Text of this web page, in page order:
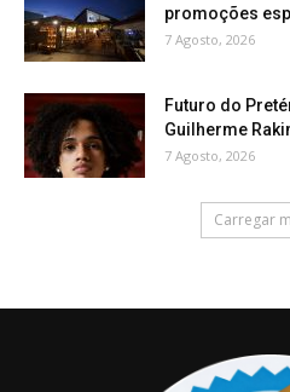
promoções
7 Agosto, 2026
Futuro do
Guilherme
7 Agosto, 2026
Carregar